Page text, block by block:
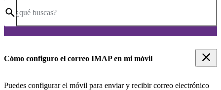
¿qué buscas?
Cómo configuro el correo IMAP en mi móvil
Puedes configurar el móvil para enviar y recibir correo electrónico